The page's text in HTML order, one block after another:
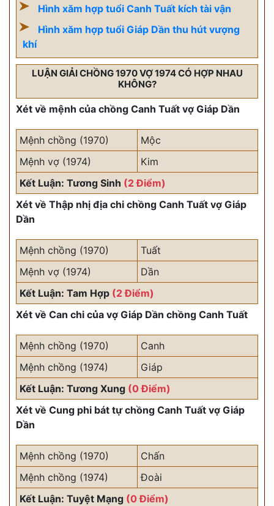
Hình xăm hợp tuổi Canh Tuất kích tài vận
Hình xăm hợp tuổi Giáp Dần thu hút vượng
khí
LUẬN GIẢI CHỒNG 1970 VỢ 1974 CÓ HỢP NHAU
KHÔNG?
Xét về mệnh của chồng Canh Tuất vợ Giáp Dần
Mệnh chồng (1970)
Mộc
Mệnh vợ (1974)
Kim
Kết Luận: Tương Sinh (2 Điểm)
Xét về Thập nhị địa chi chồng Canh Tuất vợ Giáp
Dần
Mệnh chồng (1970)
Tuất
Mệnh vợ (1974)
Dần
Kết Luận: Tam Hợp (2 Điểm)
Xét về Can chi của vợ Giáp Dần chồng Canh Tuất
Mệnh chồng (1970)
Canh
Mệnh chồng (1974)
Giáp
Kết Luận: Tương Xung (0 Điểm)
Xét về Cung phi bát tự chồng Canh Tuất vợ Giáp
Dần
Mệnh chồng (1970)
Chấn
Mệnh chồng (1974)
Đoài
Kết Luận: Tuyệt Mạng (0 Điểm)